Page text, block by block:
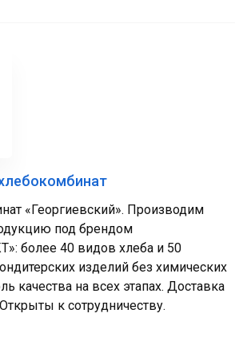
«Георгиевский». Производим
под брендом
более 40 видов хлеба и 50
изделий без химических
качества на всех этапах. Доставка
к сотрудничеству.